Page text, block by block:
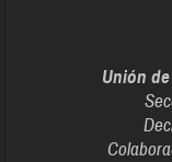
Unión